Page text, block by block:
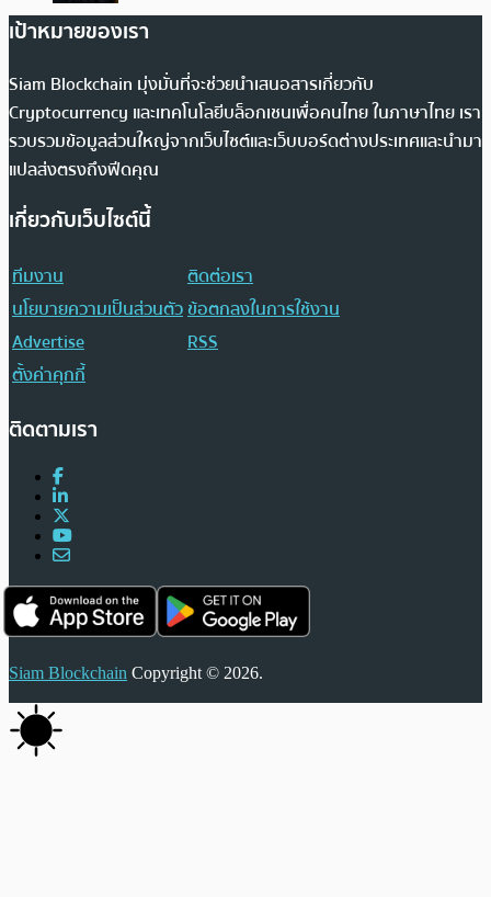
เป้าหมายของเรา
Siam Blockchain มุ่งมั่นที่จะช่วยนำเสนอสารเกี่ยวกับ
Cryptocurrency และเทคโนโลยีบล็อกเชนเพื่อคนไทย ในภาษาไทย เรา
รวบรวมข้อมูลส่วนใหญ่จากเว็บไซต์และเว็บบอร์ดต่างประเทศและนำมา
แปลส่งตรงถึงฟีดคุณ
เกี่ยวกับเว็บไซต์นี้
ทีมงาน
ติดต่อเรา
นโยบายความเป็นส่วนตัวข้อตกลงในการใช้งาน
Advertise
RSS
ตั้งค่าคุกกี้
ติดตามเรา
Siam Blockchain Copyright © 2026.